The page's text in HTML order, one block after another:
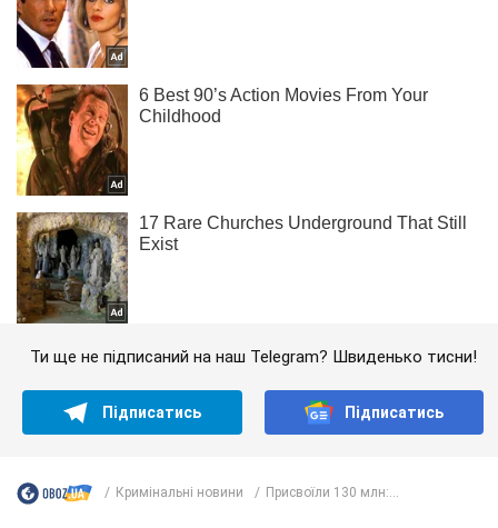
Ти ще не підписаний на наш Telegram? Швиденько тисни!
Підписатись Підписатись
Кримінальні новини Присвоїли 130 млн:...